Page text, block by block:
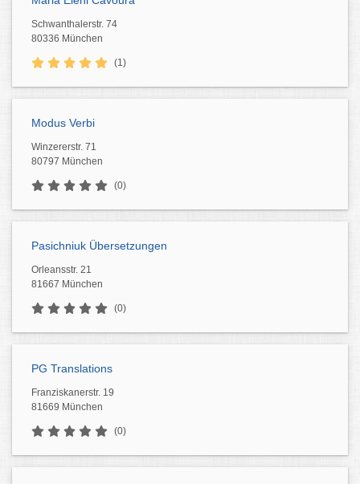
Schwanthalerstr. 74
80336 München
(1)
Modus Verbi
Winzererstr. 71
80797 München
(0)
Pasichniuk Übersetzungen
Orleansstr. 21
81667 München
(0)
PG Translations
Franziskanerstr. 19
81669 München
(0)